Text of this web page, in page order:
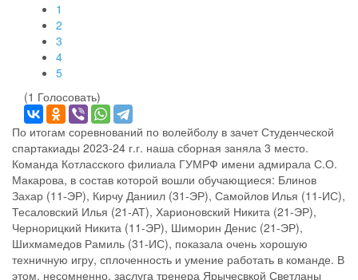
1
2
3
4
5
(1 Голосовать)
По итогам соревнований по волейболу в зачет Студенческой
спартакиады 2023-24 г.г. наша сборная заняла 3 место.
Команда Котласского филиала ГУМРФ имени адмирала С.О.
Макарова, в состав которой вошли обучающиеся: Блинов
Захар (11-ЭР), Кирчу Даниил (31-ЭР), Самойлов Илья (11-ИС),
Тесаловский Илья (21-АТ), Харионовский Никита (21-ЭР),
Чернорицкий Никита (11-ЭР), Шиморин Денис (21-ЭР),
Шихмамедов Рамиль (31-ИС), показала очень хорошую
техничную игру, сплоченность и умение работать в команде. В
этом, несомненно, заслуга тренера Ярычесвкой Светланы